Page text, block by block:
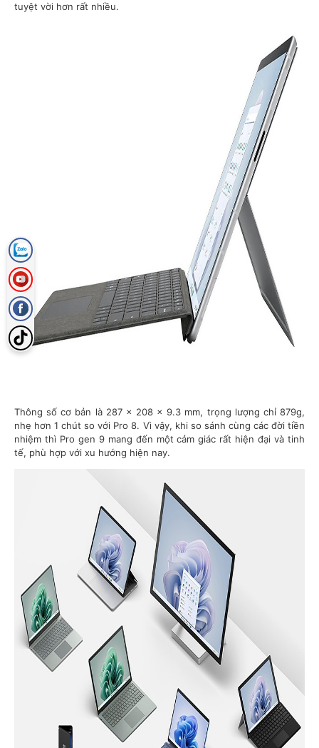
tuyệt vời hơn rất nhiều.
Thông số cơ bản là 287 x 208 x 9.3 mm, trọng lượng chỉ 879g,
nhẹ hơn 1 chút so với Pro 8. Vì vậy, khi so sánh cùng các đời tiền
nhiệm thì Pro gen 9 mang đến một cảm giác rất hiện đại và tinh
tế, phù hợp với xu hướng hiện nay.